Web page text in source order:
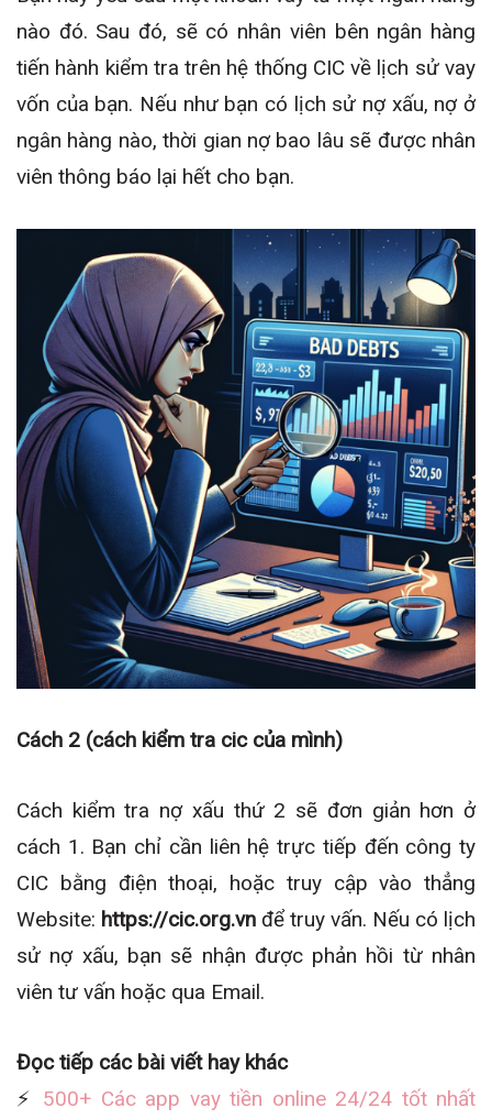
nào đó. Sau đó, sẽ có nhân viên bên ngân hàng
tiến hành kiểm tra trên hệ thống CIC về lịch sử vay
vốn của bạn. Nếu như bạn có lịch sử nợ xấu, nợ ở
ngân hàng nào, thời gian nợ bao lâu sẽ được nhân
viên thông báo lại hết cho bạn.
Cách 2 (cách kiểm tra cic của mình)
Cách kiểm tra nợ xấu thứ 2 sẽ đơn giản hơn ở
cách 1. Bạn chỉ cần liên hệ trực tiếp đến công ty
CIC bằng điện thoại, hoặc truy cập vào thẳng
Website: https://cic.org.vn để truy vấn. Nếu có lịch
sử nợ xấu, bạn sẽ nhận được phản hồi từ nhân
viên tư vấn hoặc qua Email.
Đọc tiếp các bài viết hay khác
⚡️ 500+ Các app vay tiền online 24/24 tốt nhất